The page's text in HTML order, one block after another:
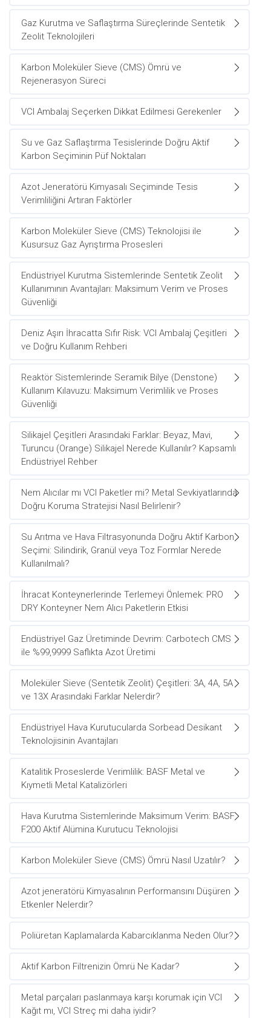
Gaz Kurutma ve Saflaştırma Süreçlerinde Sentetik
Zeolit Teknolojileri
Karbon Moleküler Sieve (CMS) Ömrü ve
Rejenerasyon Süreci
VCI Ambalaj Seçerken Dikkat Edilmesi Gerekenler
Su ve Gaz Saflaştırma Tesislerinde Doğru Aktif
Karbon Seçiminin Püf Noktaları
Azot Jeneratörü Kimyasalı Seçiminde Tesis
Verimliliğini Artıran Faktörler
Karbon Moleküler Sieve (CMS) Teknolojisi ile
Kusursuz Gaz Ayrıştırma Prosesleri
Endüstriyel Kurutma Sistemlerinde Sentetik Zeolit
Kullanımının Avantajları: Maksimum Verim ve Proses
Güvenliği
Deniz Aşırı İhracatta Sıfır Risk: VCI Ambalaj Çeşitleri
ve Doğru Kullanım Rehberi
Reaktör Sistemlerinde Seramik Bilye (Denstone)
Kullanım Kılavuzu: Maksimum Verimlilik ve Proses
Güvenliği
Silikajel Çeşitleri Arasındaki Farklar: Beyaz, Mavi,
Turuncu (Orange) Silikajel Nerede Kullanılır? Kapsamlı
Endüstriyel Rehber
Nem Alıcılar mı VCI Paketler mi? Metal Sevkiyatlarında
Doğru Koruma Stratejisi Nasıl Belirlenir?
Su Arıtma ve Hava Filtrasyonunda Doğru Aktif Karbon
Seçimi: Silindirik, Granül veya Toz Formlar Nerede
Kullanılmalı?
İhracat Konteynerlerinde Terlemeyi Önlemek: PRO
DRY Konteyner Nem Alıcı Paketlerin Etkisi
Endüstriyel Gaz Üretiminde Devrim: Carbotech CMS
ile %99,9999 Saflıkta Azot Üretimi
Moleküler Sieve (Sentetik Zeolit) Çeşitleri: 3A, 4A, 5A
ve 13X Arasındaki Farklar Nelerdir?
Endüstriyel Hava Kurutucularda Sorbead Desikant
Teknolojisinin Avantajları
Katalitik Proseslerde Verimlilik: BASF Metal ve
Kıymetli Metal Katalizörleri
Hava Kurutma Sistemlerinde Maksimum Verim: BASF
F200 Aktif Alümina Kurutucu Teknolojisi
Karbon Moleküler Sieve (CMS) Ömrü Nasıl Uzatılır?
Azot jeneratörü Kimyasalının Performansını Düşüren
Etkenler Nelerdir?
Poliüretan Kaplamalarda Kabarcıklanma Neden Olur?
Aktif Karbon Filtrenizin Ömrü Ne Kadar?
Metal parçaları paslanmaya karşı korumak için VCI
Kağıt mı, VCI Streç mi daha iyidir?